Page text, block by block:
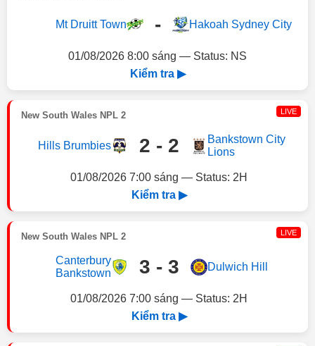
Mt Druitt Town - Hakoah Sydney City
01/08/2026 8:00 sáng — Status: NS
Kiểm tra ▶
New South Wales NPL 2 LIVE
Hills Brumbies 2 - 2
Bankstown City
Lions
01/08/2026 7:00 sáng — Status: 2H
Kiểm tra ▶
New South Wales NPL 2 LIVE
Canterbury
Bankstown
3 - 3 Dulwich Hill
01/08/2026 7:00 sáng — Status: 2H
Kiểm tra ▶